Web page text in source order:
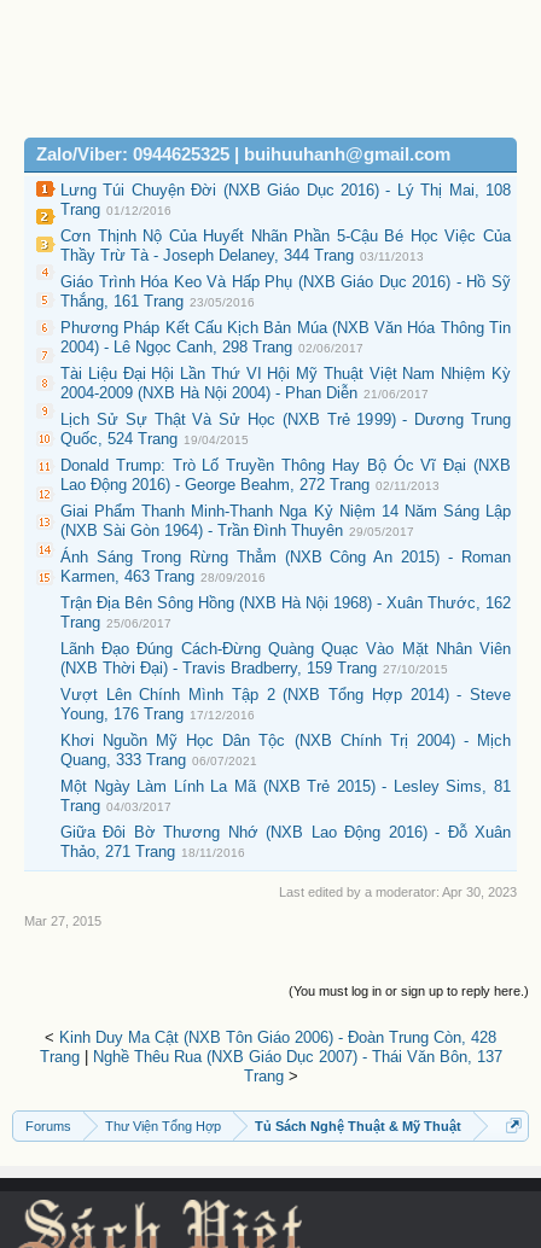
Zalo/Viber: 0944625325 | buihuuhanh@gmail.com
Lưng Túi Chuyện Đời (NXB Giáo Dục 2016) - Lý Thị Mai, 108
Trang 01/12/2016
Cơn Thịnh Nộ Của Huyết Nhãn Phần 5-Cậu Bé Học Việc Của
Thầy Trừ Tà - Joseph Delaney, 344 Trang 03/11/2013
Giáo Trình Hóa Keo Và Hấp Phụ (NXB Giáo Dục 2016) - Hồ Sỹ
Thắng, 161 Trang 23/05/2016
Phương Pháp Kết Cấu Kịch Bản Múa (NXB Văn Hóa Thông Tin
2004) - Lê Ngọc Canh, 298 Trang 02/06/2017
Tài Liệu Đại Hội Lần Thứ VI Hội Mỹ Thuật Việt Nam Nhiệm Kỳ
2004-2009 (NXB Hà Nội 2004) - Phan Diễn 21/06/2017
Lịch Sử Sự Thật Và Sử Học (NXB Trẻ 1999) - Dương Trung
Quốc, 524 Trang 19/04/2015
Donald Trump: Trò Lố Truyền Thông Hay Bộ Óc Vĩ Đại (NXB
Lao Động 2016) - George Beahm, 272 Trang 02/11/2013
Giai Phẩm Thanh Minh-Thanh Nga Kỷ Niệm 14 Năm Sáng Lập
(NXB Sài Gòn 1964) - Trần Đình Thuyên 29/05/2017
Ánh Sáng Trong Rừng Thẳm (NXB Công An 2015) - Roman
Karmen, 463 Trang 28/09/2016
Trận Địa Bên Sông Hồng (NXB Hà Nội 1968) - Xuân Thước, 162
Trang 25/06/2017
Lãnh Đạo Đúng Cách-Đừng Quàng Quạc Vào Mặt Nhân Viên
(NXB Thời Đại) - Travis Bradberry, 159 Trang 27/10/2015
Vượt Lên Chính Mình Tập 2 (NXB Tổng Hợp 2014) - Steve
Young, 176 Trang 17/12/2016
Khơi Nguồn Mỹ Học Dân Tộc (NXB Chính Trị 2004) - Mịch
Quang, 333 Trang 06/07/2021
Một Ngày Làm Lính La Mã (NXB Trẻ 2015) - Lesley Sims, 81
Trang 04/03/2017
Giữa Đôi Bờ Thương Nhớ (NXB Lao Động 2016) - Đỗ Xuân
Thảo, 271 Trang 18/11/2016
Last edited by a moderator: Apr 30, 2023
Mar 27, 2015
(You must log in or sign up to reply here.)
< Kinh Duy Ma Cật (NXB Tôn Giáo 2006) - Đoàn Trung Còn, 428
Trang|
Nghề Thêu Rua (NXB Giáo Dục 2007) - Thái Văn Bôn, 137
Trang>
Forums Thư Viện Tổng Hợp Tủ Sách Nghệ Thuật & Mỹ Thuật